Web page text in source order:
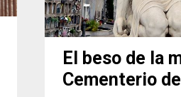
El beso de la
Cementerio